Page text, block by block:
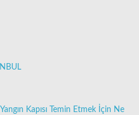
Kapısı Temin Etmek İçin Ne